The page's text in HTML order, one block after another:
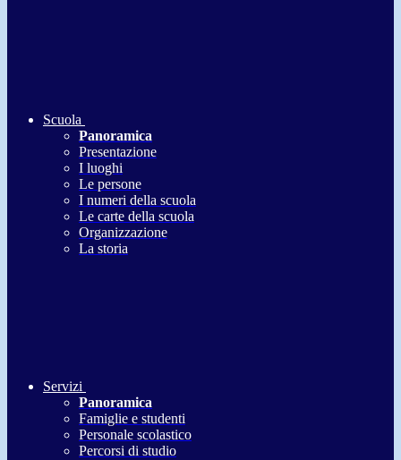
Scuola
Panoramica
Presentazione
I luoghi
Le persone
I numeri della scuola
Le carte della scuola
Organizzazione
La storia
Servizi
Panoramica
Famiglie e studenti
Personale scolastico
Percorsi di studio